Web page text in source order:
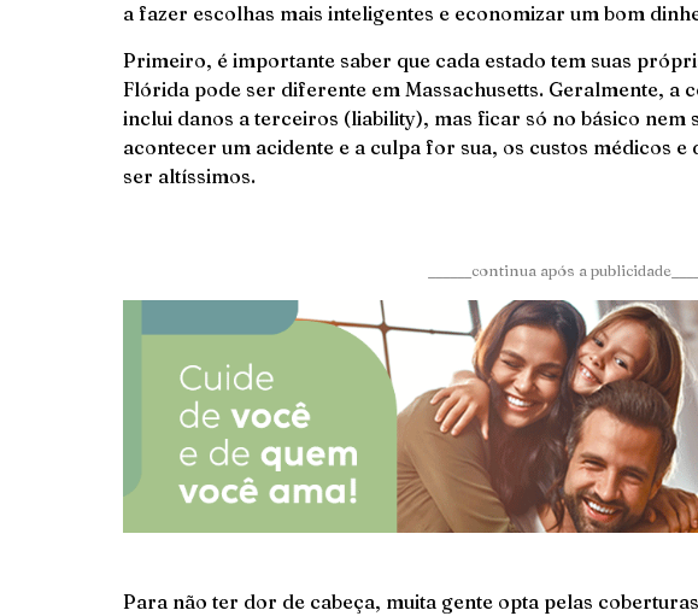
a fazer escolhas mais inteligentes e economizar um bom
Primeiro, é importante saber que cada estado tem suas
Flórida pode ser diferente em Massachusetts. Geralmente, a
inclui danos a terceiros (liability), mas ficar só no básico nem
acontecer um acidente e a culpa for sua, os custos médicos
ser altíssimos.
______continua após a
Para não ter dor de cabeça, muita gente opta pelas